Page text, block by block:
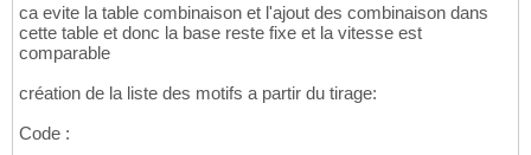
ca evite la table combinaison et l'ajout des combinaison dans
cette table et donc la base reste fixe et la vitesse est
comparable
création de la liste des motifs a partir du tirage:
Code :